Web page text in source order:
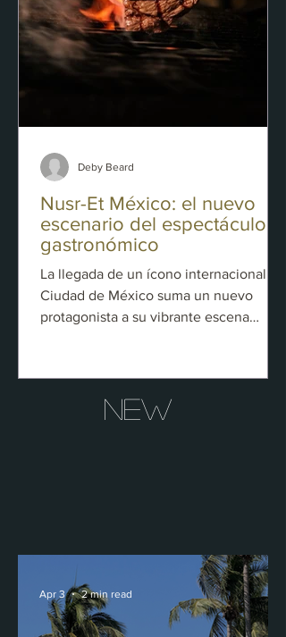
Nusr-Et México: el nuevo
escenario del espectáculo
gastronómico
La llegada de un ícono internacional La
Ciudad de México suma un nuevo
protagonista a su vibrante escena
restaurantero turco Nusret Gökçe,
conocido mundialmente por
transformar el ritual de servir un corte
York, Londres y Mykonos, la mar
Deby Beard
New
Apr 3 2 min read